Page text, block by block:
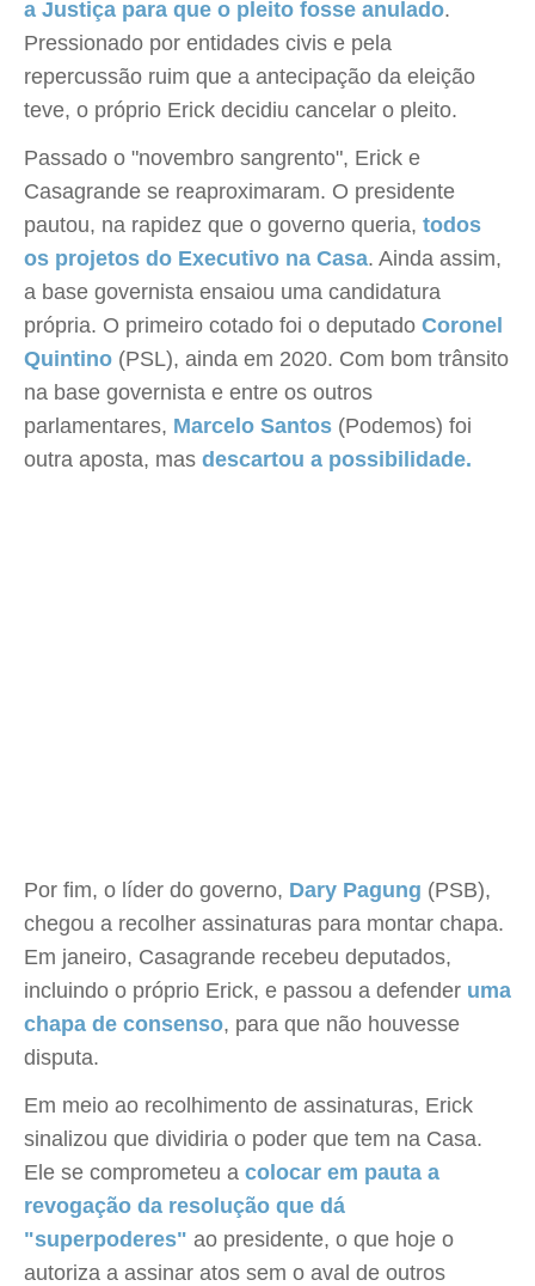
a Justiça para que o pleito fosse anulado.
Pressionado por entidades civis e pela
repercussão ruim que a antecipação da eleição
teve, o próprio Erick decidiu cancelar o pleito.
Passado o "novembro sangrento", Erick e
Casagrande se reaproximaram. O presidente
pautou, na rapidez que o governo queria, todos
os projetos do Executivo na Casa. Ainda assim,
a base governista ensaiou uma candidatura
própria. O primeiro cotado foi o deputado Coronel
Quintino (PSL), ainda em 2020. Com bom trânsito
na base governista e entre os outros
parlamentares, Marcelo Santos (Podemos) foi
outra aposta, mas descartou a possibilidade.
Por fim, o líder do governo, Dary Pagung (PSB),
chegou a recolher assinaturas para montar chapa.
Em janeiro, Casagrande recebeu deputados,
incluindo o próprio Erick, e passou a defender uma
chapa de consenso, para que não houvesse
disputa.
Em meio ao recolhimento de assinaturas, Erick
sinalizou que dividiria o poder que tem na Casa.
Ele se comprometeu a colocar em pauta a
revogação da resolução que dá
"superpoderes" ao presidente, o que hoje o
autoriza a assinar atos sem o aval de outros